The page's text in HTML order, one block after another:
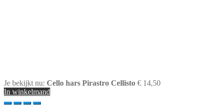
Je bekijkt nu: Cello hars Pirastro Cellisto € 14,50
In winkelmand